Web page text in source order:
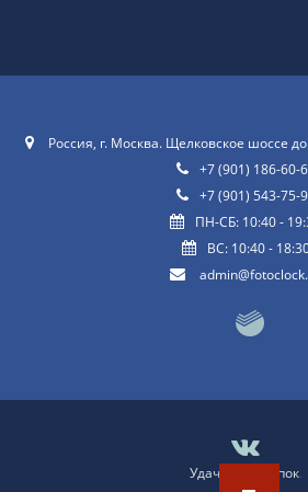
Россия, г. Москва. Щелковское шоссе
+7 (901) 186-60-
+7 (901) 543-75-
ПН-СБ: 10:40 -
ВС: 10:40 -
Удачных покупок.